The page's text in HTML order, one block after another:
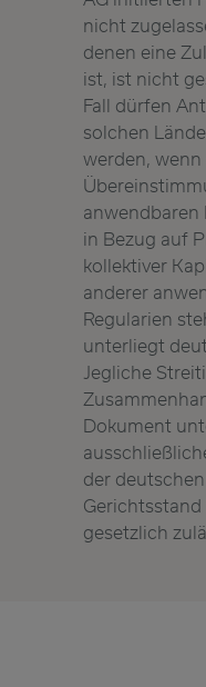
nicht
denen eine
ist, ist nicht
Fall dürfen
solchen
werden,
in Bezug auf
kollektiver
anderer
Regularien
unterliegt
Jegliche
Dokument
der
gesetzlich